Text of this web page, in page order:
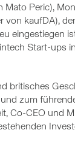
Peric),
von kaufDA),
eingestiegen
Start-ups
britisches
zum
Co-CEO und